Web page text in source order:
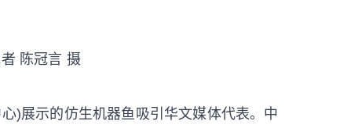
陈冠言 摄
)展示的仿生机器鱼吸引华文媒体代表。中